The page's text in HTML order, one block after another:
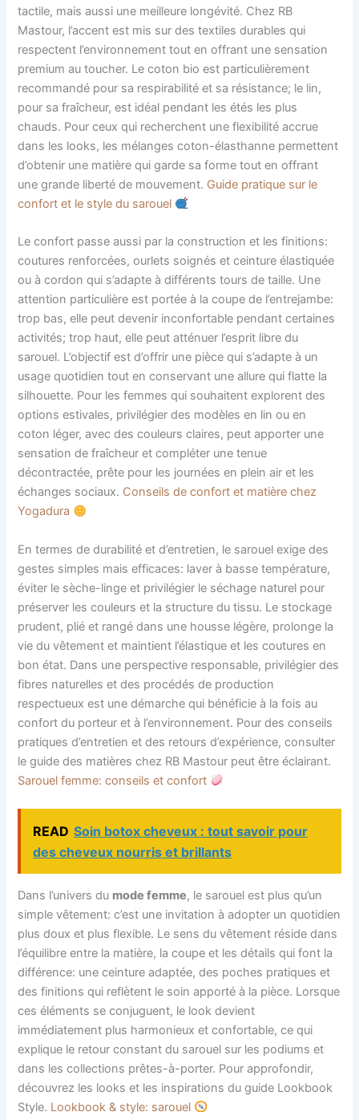
tactile, mais aussi une meilleure longévité. Chez RB
Mastour, l’accent est mis sur des textiles durables qui
respectent l’environnement tout en offrant une sensation
premium au toucher. Le coton bio est particulièrement
recommandé pour sa respirabilité et sa résistance; le lin,
pour sa fraîcheur, est idéal pendant les étés les plus
chauds. Pour ceux qui recherchent une flexibilité accrue
dans les looks, les mélanges coton-élasthanne permettent
d’obtenir une matière qui garde sa forme tout en offrant
une grande liberté de mouvement. Guide pratique sur le
confort et le style du sarouel
Le confort passe aussi par la construction et les finitions:
coutures renforcées, ourlets soignés et ceinture élastiquée
ou à cordon qui s’adapte à différents tours de taille. Une
attention particulière est portée à la coupe de l’entrejambe:
trop bas, elle peut devenir inconfortable pendant certaines
activités; trop haut, elle peut atténuer l’esprit libre du
sarouel. L’objectif est d’offrir une pièce qui s’adapte à un
usage quotidien tout en conservant une allure qui flatte la
silhouette. Pour les femmes qui souhaitent explorent des
options estivales, privilégier des modèles en lin ou en
coton léger, avec des couleurs claires, peut apporter une
sensation de fraîcheur et compléter une tenue
décontractée, prête pour les journées en plein air et les
échanges sociaux. Conseils de confort et matière chez
Yogadura
En termes de durabilité et d’entretien, le sarouel exige des
gestes simples mais efficaces: laver à basse température,
éviter le sèche-linge et privilégier le séchage naturel pour
préserver les couleurs et la structure du tissu. Le stockage
prudent, plié et rangé dans une housse légère, prolonge la
vie du vêtement et maintient l’élastique et les coutures en
bon état. Dans une perspective responsable, privilégier des
fibres naturelles et des procédés de production
respectueux est une démarche qui bénéficie à la fois au
confort du porteur et à l’environnement. Pour des conseils
pratiques d’entretien et des retours d’expérience, consulter
le guide des matières chez RB Mastour peut être éclairant.
Sarouel femme: conseils et confort
READ Soin botox cheveux : tout savoir pour
des cheveux nourris et brillants
Dans l’univers du mode femme, le sarouel est plus qu’un
simple vêtement: c’est une invitation à adopter un quotidien
plus doux et plus flexible. Le sens du vêtement réside dans
l’équilibre entre la matière, la coupe et les détails qui font la
différence: une ceinture adaptée, des poches pratiques et
des finitions qui reflètent le soin apporté à la pièce. Lorsque
ces éléments se conjuguent, le look devient
immédiatement plus harmonieux et confortable, ce qui
explique le retour constant du sarouel sur les podiums et
dans les collections prêtes-à-porter. Pour approfondir,
découvrez les looks et les inspirations du guide Lookbook
Style. Lookbook & style: sarouel